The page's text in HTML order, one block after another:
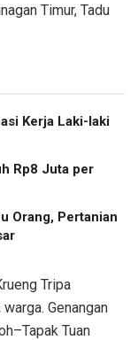
Timur, Tadu
Kerja Laki-laki
Rp8 Juta per
Orang, Pertanian
Tripa
Genangan
Tuan